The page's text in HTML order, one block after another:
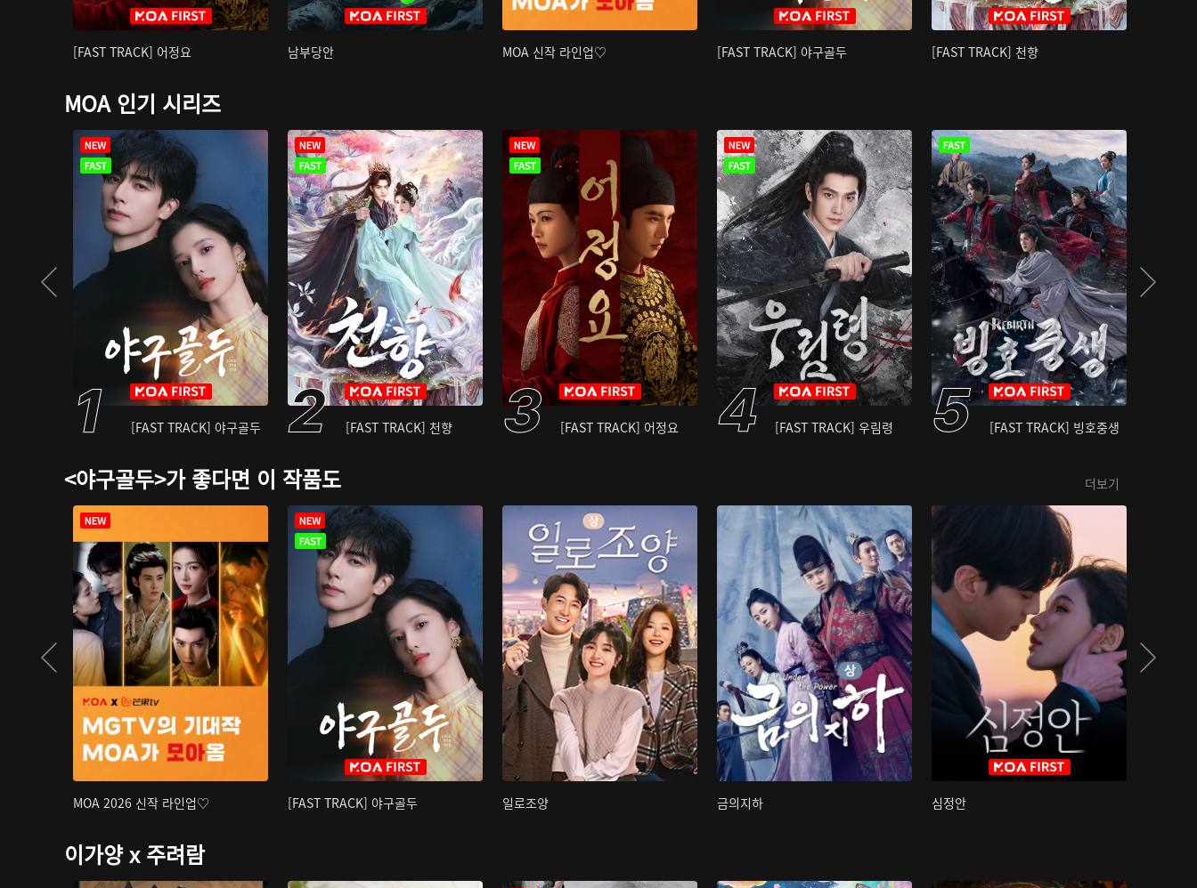
[FAST TRACK] 어정요 남부당안 MOA 신작 라인업♡ [FAST TRACK] 야구골두 [FAST TRACK] 천향
MOA 인기 시리즈
[FAST TRACK] 야구골두 [FAST TRACK] 천향 [FAST TRACK] 어정요 [FAST TRACK] 우림령 [FAST TRACK] 빙호중생
<야구골두>가 좋다면 이 작품도 더보기
MOA 2026 신작 라인업♡ [FAST TRACK] 야구골두 일로조양 금의지하 심정안
이가양 x 주려람